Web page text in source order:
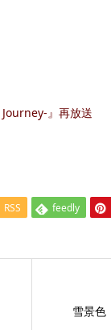
Journey-』再放送
RSS feedly
雪景色